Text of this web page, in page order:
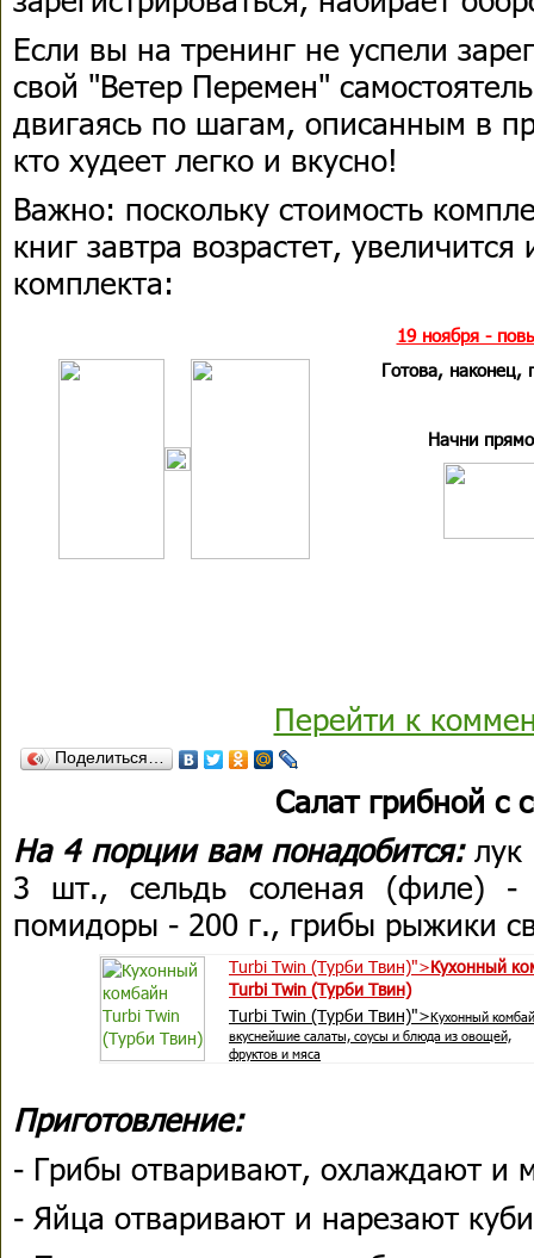
Если вы на тренинг не успели
свой "Ветер Перемен"
двигаясь по шагам, описанным в
кто худеет легко и вкусно!
Важно: поскольку стоимость
книг завтра возрастет, увеличится
комплекта:
19 ноября -
Готова, наконец,
Начни
Перейти к
Поделиться…
Салат грибной с
На 4 порции вам понадобится:
3 шт., сельдь соленая (филе)
помидоры - 200 г., грибы рыжики
Turbi Twin (Турби Твин)">Кухонный
Turbi Twin (Турби Твин)
Turbi Twin (Турби Твин)">Кухонный
вкуснейшие салаты, соусы и блюда из овощей,
фруктов и мяса
Приготовление:
- Грибы отваривают, охлаждают и
- Яйца отваривают и нарезают